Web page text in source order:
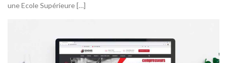
une Ecole Supérieure […]